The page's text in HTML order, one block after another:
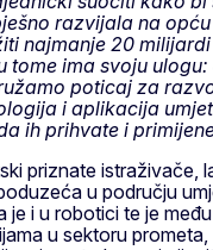
razvijala na
najmanje 20
tome ima svoju
poticaj za
i aplikacija
ih prihvate i
priznate istraživače,
u području
je i u robotici te je
u sektoru